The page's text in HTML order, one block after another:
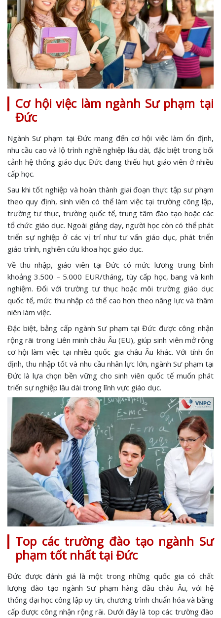
Cơ hội việc làm ngành Sư phạm tại
Đức
Ngành Sư phạm tại Đức mang đến cơ hội việc làm ổn định,
nhu cầu cao và lộ trình nghề nghiệp lâu dài, đặc biệt trong bối
cảnh hệ thống giáo dục Đức đang thiếu hụt giáo viên ở nhiều
cấp học.
Sau khi tốt nghiệp và hoàn thành giai đoạn thực tập sư phạm
theo quy định, sinh viên có thể làm việc tại trường công lập,
trường tư thục, trường quốc tế, trung tâm đào tạo hoặc các
tổ chức giáo dục. Ngoài giảng dạy, người học còn có thể phát
triển sự nghiệp ở các vị trí như tư vấn giáo dục, phát triển
giáo trình, nghiên cứu khoa học giáo dục.
Về thu nhập, giáo viên tại Đức có mức lương trung bình
khoảng 3.500 – 5.000 EUR/tháng, tùy cấp học, bang và kinh
nghiệm. Đối với trường tư thục hoặc môi trường giáo dục
quốc tế, mức thu nhập có thể cao hơn theo năng lực và thâm
niên làm việc.
Đặc biệt, bằng cấp ngành Sư phạm tại Đức được công nhận
rộng rãi trong Liên minh châu Âu (EU), giúp sinh viên mở rộng
cơ hội làm việc tại nhiều quốc gia châu Âu khác. Với tính ổn
định, thu nhập tốt và nhu cầu nhân lực lớn, ngành Sư phạm tại
Đức là lựa chọn bền vững cho sinh viên quốc tế muốn phát
triển sự nghiệp lâu dài trong lĩnh vực giáo dục.
Top các trường đào tạo ngành Sư
phạm tốt nhất tại Đức
Đức được đánh giá là một trong những quốc gia có chất
lượng đào tạo ngành Sư phạm hàng đầu châu Âu, với hệ
thống đại học công lập uy tín, chương trình chuẩn hóa và bằng
cấp được công nhận rộng rãi. Dưới đây là top các trường đào